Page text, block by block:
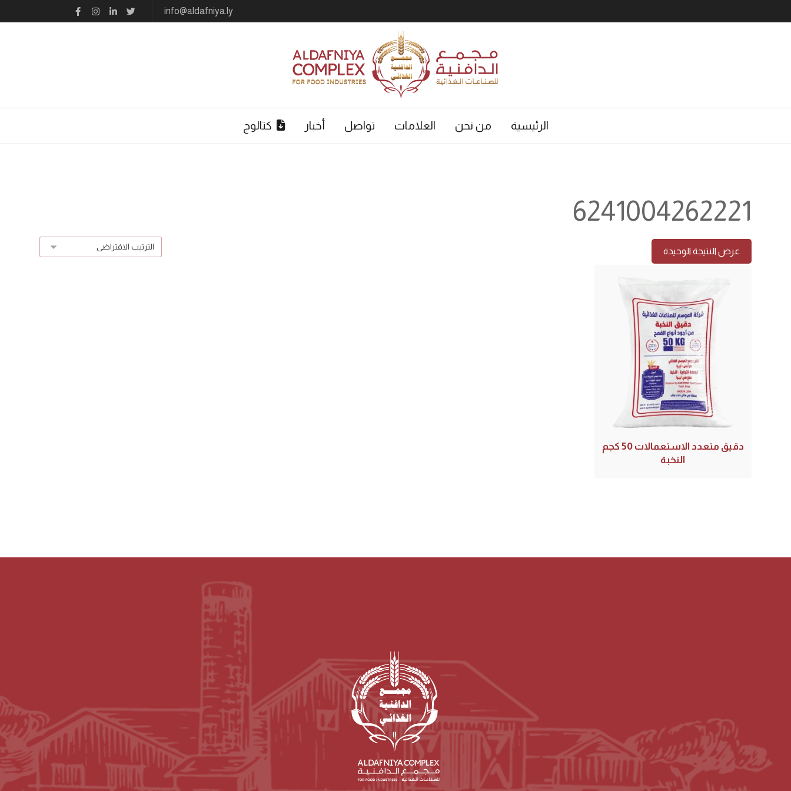
info@aldafniya.ly
الرئيسية من نحن العلامات تواصل أخبار كتالوج
6241004262221
عرض النتيجة الوحيدة
دقيق متعدد الاستعمالات 50 كجم
النخبة